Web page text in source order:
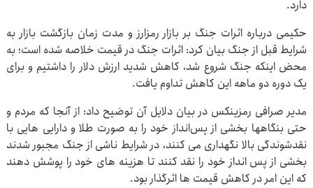
دارد.
حکیمی درباره اثرات جنگ بر بازار رمزارز و مدت زمان بازگشت بازار به
شرایط قبل از جنگ بیان کرد: اثرات جنگ در قیمت خلاصه شده است؛ به
محض اینکه جنگ شروع شد، کاهش شدید ارزش دلار را داشتیم و برای
یک دوره دو ماهه این کاهش تداوم یافت.
مدیر صرافی رمزینکس در بیان دلایل آن توضیح داد: از آنجا که مردم و
حتی بنگاهها بخشی از پس‌انداز خود را به صورت طلا و دارایی هایی با
نقدشوندگی بالا نگهداری می کنند، در شرایط ناشی از جنگ مجبور شدند
بخشی از پس انداز خود را نقد کنند تا هزینه های خود را پوشش دهند
که این امر در کاهش قیمت ها اثرگذار بود.